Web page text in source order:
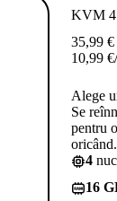
KVM 4
35,99 €
10,99 €
Alege
Se
pentru
oricând.
4
16